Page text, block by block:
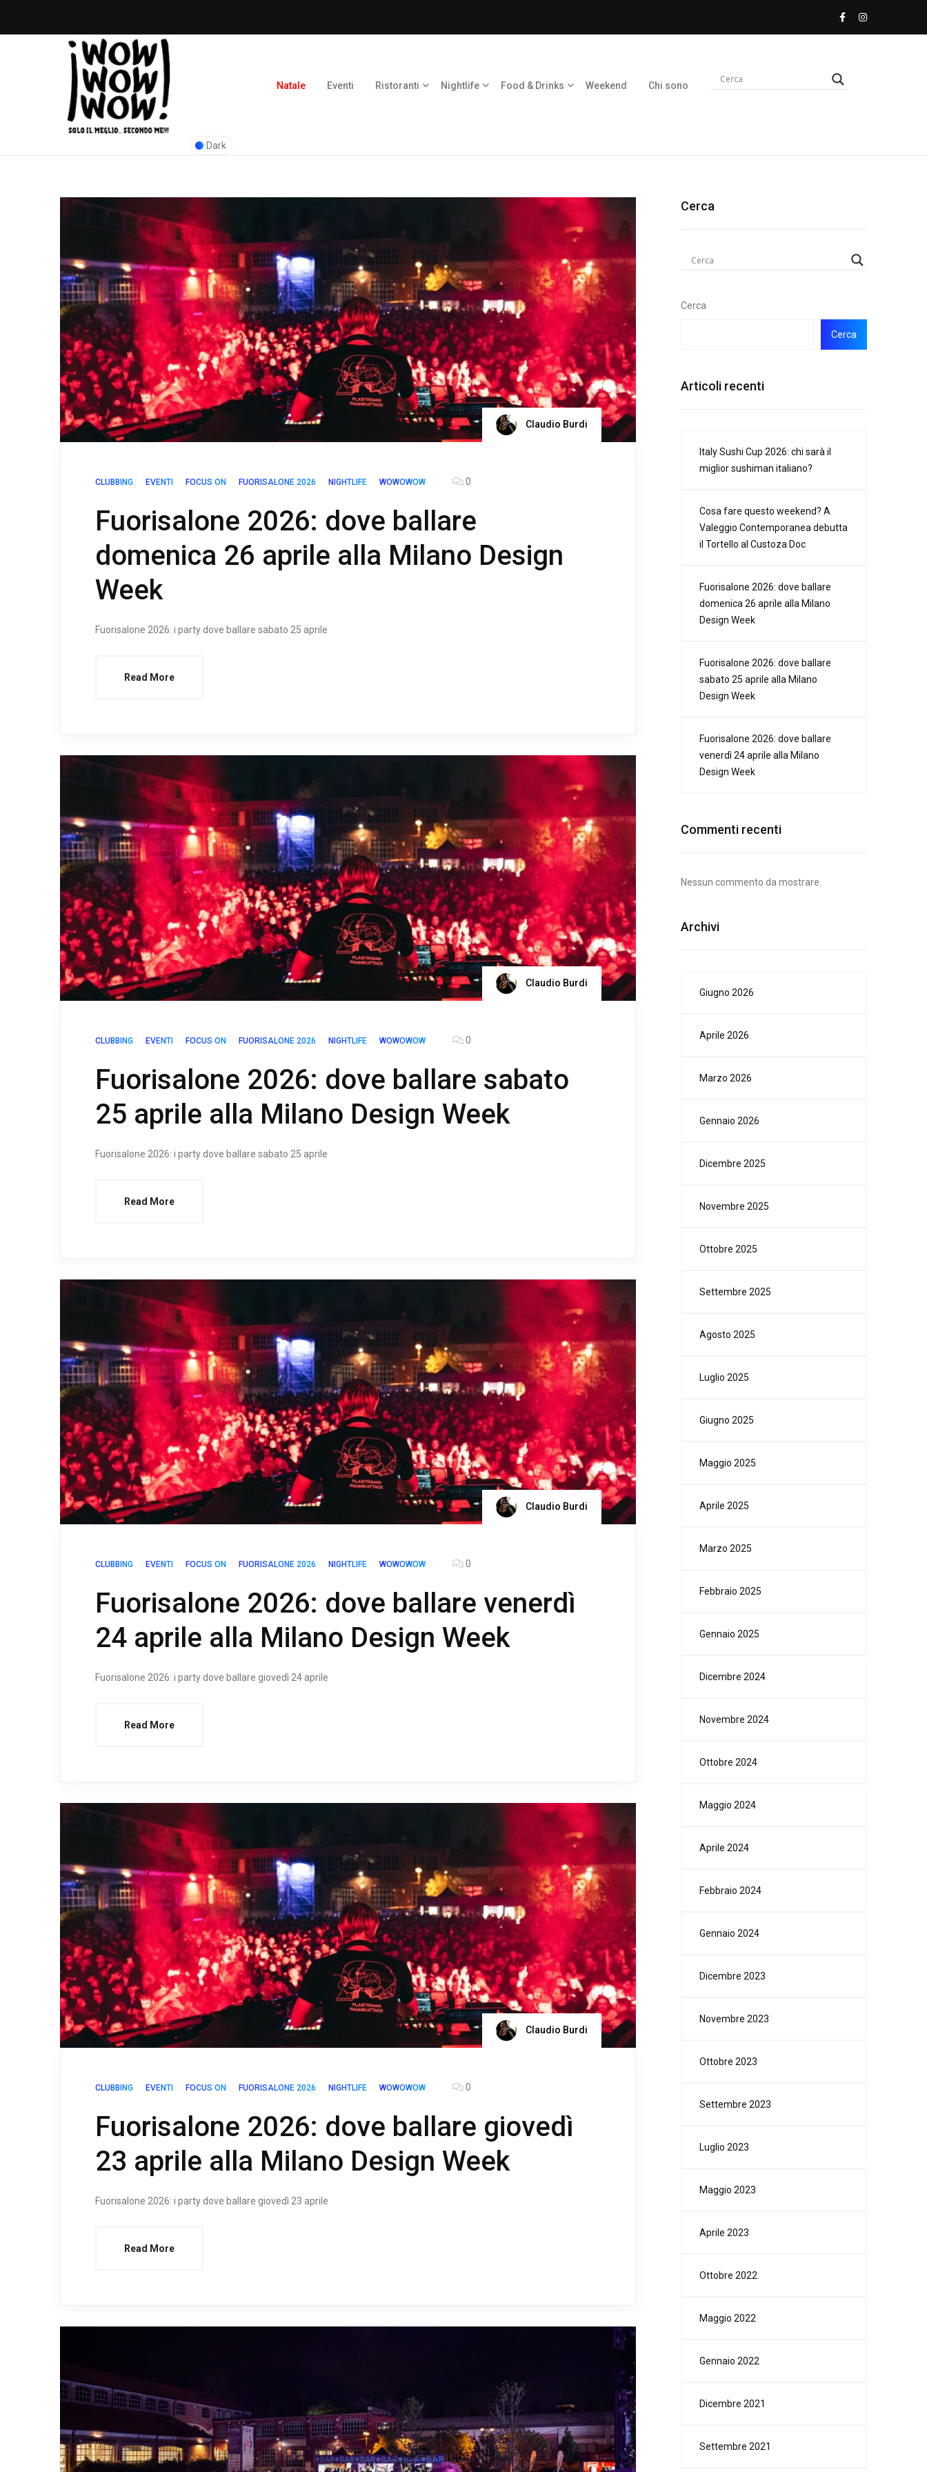
Natale Eventi Ristoranti Nightlife Food & Drinks Weekend Chi sono
Dark
Claudio Burdi
CLUBBING EVENTI FOCUS ON FUORISALONE 2026 NIGHTLIFE WOWOWOW 0
Fuorisalone 2026: dove ballare
domenica 26 aprile alla Milano Design
Week
Fuorisalone 2026: i party dove ballare sabato 25 aprile
Read More
Claudio Burdi
CLUBBING EVENTI FOCUS ON FUORISALONE 2026 NIGHTLIFE WOWOWOW 0
Fuorisalone 2026: dove ballare sabato
25 aprile alla Milano Design Week
Fuorisalone 2026: i party dove ballare sabato 25 aprile
Read More
Claudio Burdi
CLUBBING EVENTI FOCUS ON FUORISALONE 2026 NIGHTLIFE WOWOWOW 0
Fuorisalone 2026: dove ballare venerdì
24 aprile alla Milano Design Week
Fuorisalone 2026: i party dove ballare giovedì 24 aprile
Read More
Claudio Burdi
CLUBBING EVENTI FOCUS ON FUORISALONE 2026 NIGHTLIFE WOWOWOW 0
Fuorisalone 2026: dove ballare giovedì
23 aprile alla Milano Design Week
Fuorisalone 2026: i party dove ballare giovedì 23 aprile
Read More
Cerca
Cerca
Cerca
Articoli recenti
Italy Sushi Cup 2026: chi sarà il
miglior sushiman italiano?
Cosa fare questo weekend? A
Valeggio Contemporanea debutta
il Tortello al Custoza Doc
Fuorisalone 2026: dove ballare
domenica 26 aprile alla Milano
Design Week
Fuorisalone 2026: dove ballare
sabato 25 aprile alla Milano
Design Week
Fuorisalone 2026: dove ballare
venerdì 24 aprile alla Milano
Design Week
Commenti recenti
Nessun commento da mostrare.
Archivi
Giugno 2026
Aprile 2026
Marzo 2026
Gennaio 2026
Dicembre 2025
Novembre 2025
Ottobre 2025
Settembre 2025
Agosto 2025
Luglio 2025
Giugno 2025
Maggio 2025
Aprile 2025
Marzo 2025
Febbraio 2025
Gennaio 2025
Dicembre 2024
Novembre 2024
Ottobre 2024
Maggio 2024
Aprile 2024
Febbraio 2024
Gennaio 2024
Dicembre 2023
Novembre 2023
Ottobre 2023
Settembre 2023
Luglio 2023
Maggio 2023
Aprile 2023
Ottobre 2022
Maggio 2022
Gennaio 2022
Dicembre 2021
Settembre 2021